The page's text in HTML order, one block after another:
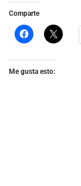
Comparte
Me gusta esto: